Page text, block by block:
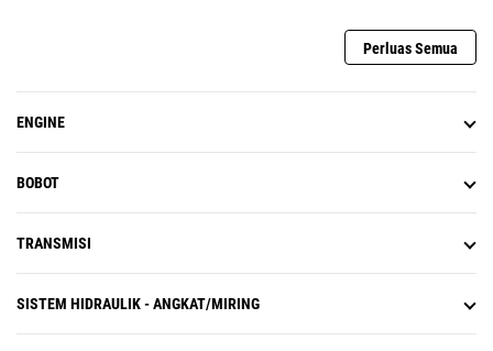
Perluas Semua
ENGINE
BOBOT
TRANSMISI
SISTEM HIDRAULIK - ANGKAT/MIRING